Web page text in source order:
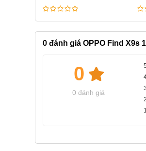
0 đánh giá OPPO Find X9s
0
0 đánh giá
5
3
2
1